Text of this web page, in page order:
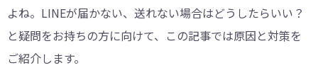
よね。LINEが届かない、送れない場合はどうしたらいい？
と疑問をお持ちの方に向けて、この記事では原因と対策を
ご紹介します。